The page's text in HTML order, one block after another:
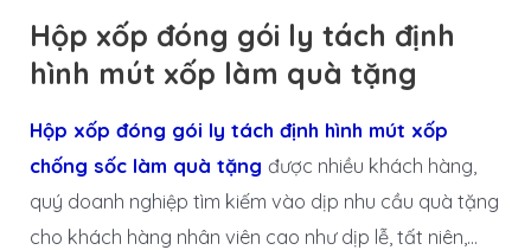
Hộp xốp đóng gói ly tách định
hình mút xốp làm quà tặng
Hộp xốp đóng gói ly tách định hình mút xốp
chống sốc làm quà tặngđược nhiều khách hàng,
quý doanh nghiệp tìm kiếm vào dịp nhu cầu quà tặng
cho khách hàng nhân viên cao như dịp lễ, tất niên,…